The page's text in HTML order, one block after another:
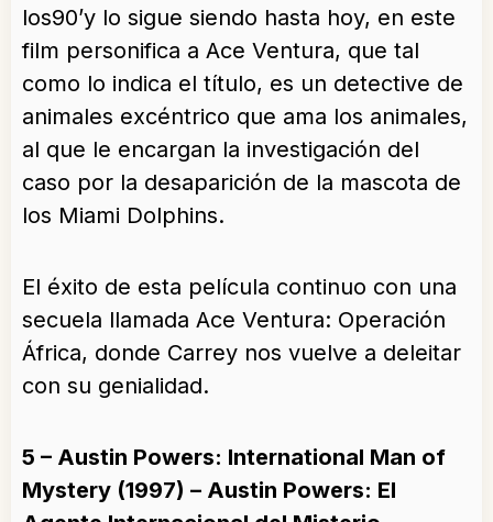
los90’y lo sigue siendo hasta hoy, en este
film personifica a Ace Ventura, que tal
como lo indica el título, es un detective de
animales excéntrico que ama los animales,
al que le encargan la investigación del
caso por la desaparición de la mascota de
los Miami Dolphins.
El éxito de esta película continuo con una
secuela llamada Ace Ventura: Operación
África, donde Carrey nos vuelve a deleitar
con su genialidad.
5 – Austin Powers: International Man of
Mystery (1997) – Austin Powers: El